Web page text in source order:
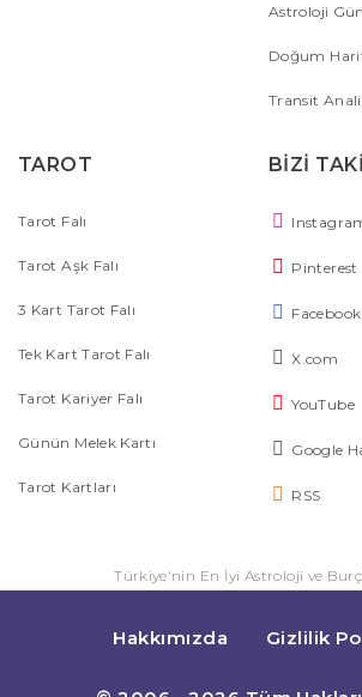
Astroloji
Doğum
Transit
TAROT
Tarot Falı
Tarot Aşk Falı
3 Kart Tarot Falı
Tek Kart Tarot Falı
Tarot Kariyer Falı
Günün Melek Kartı
Tarot Kartları
BİZİ
Pinterest
Facebook
X.com
YouTube
Google
RSS
Türkiye'nin En İyi Astroloji ve
Hakkımızda Gizlilik